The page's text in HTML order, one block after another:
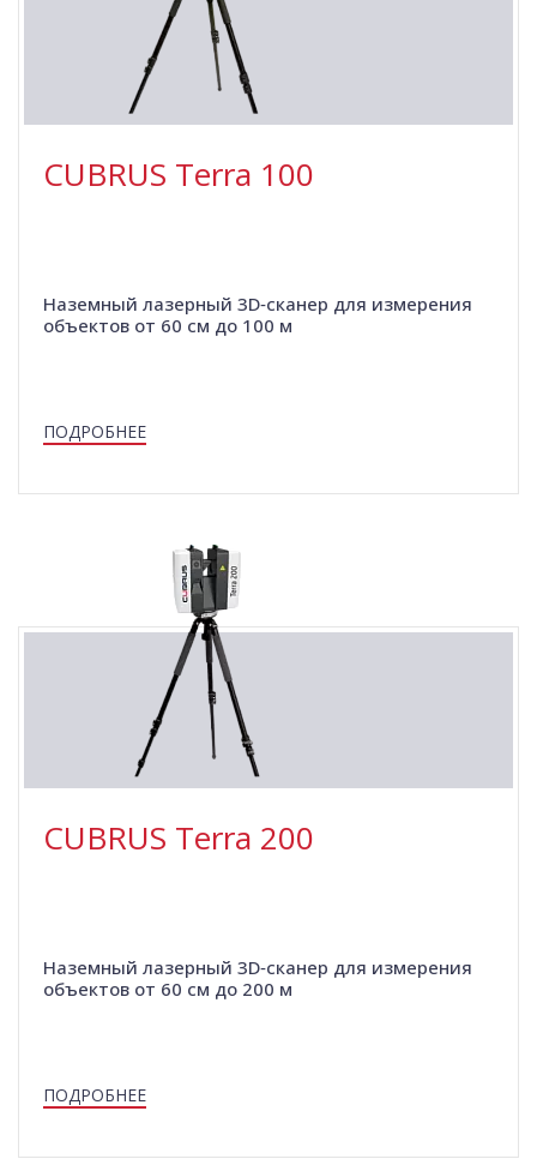
CUBRUS Terra 100
Наземный лазерный 3D‑сканер для измерения
объектов от 60 см до 100 м
ПОДРОБНЕЕ
CUBRUS Terra 200
Наземный лазерный 3D‑сканер для измерения
объектов от 60 см до 200 м
ПОДРОБНЕЕ